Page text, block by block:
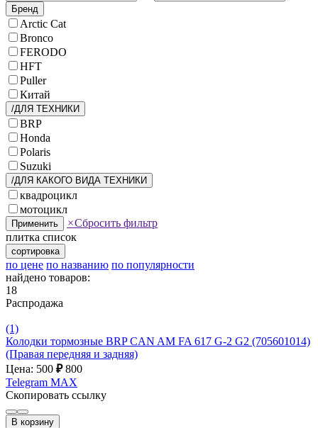
Бренд
Arctic Cat
Bronco
FERODO
HFT
Puller
Китай
/ДЛЯ ТЕХНИКИ
BRP
Honda
Polaris
Suzuki
/ДЛЯ КАКОГО ВИДА ТЕХНИКИ
квадроцикл
мотоцикл
Применить ×Сбросить фильтр
плитка список
сортировка
по цене по названию по популярности
найдено товаров:
18
Распродажа
(1)
Колодки тормозные BRP CAN AM FA 617 G-2 G2 (705601014)
(Правая передняя и задняя)
Цена: 500 ₽ 800
Telegram MAX
Скопировать ссылку
В корзину